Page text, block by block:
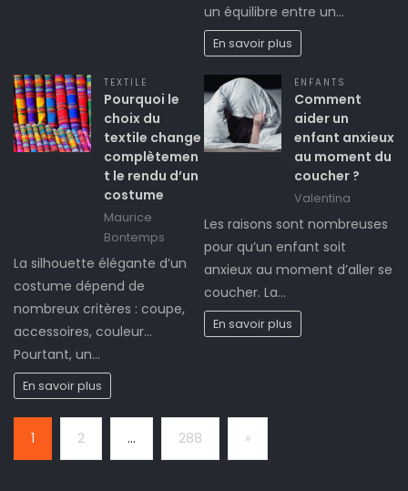
un équilibre entre un…
En savoir plus
TEXTILE
Pourquoi le
choix du
textile change
complètemen
t le rendu d’un
costume
Maurice
Bontemps
La silhouette élégante d’un
costume dépend de
nombreux critères : coupe,
accessoires, couleur…
Pourtant, un…
En savoir plus
ENFANTS
Comment
aider un
enfant anxieux
au moment du
coucher ?
Valentina
Les raisons sont nombreuses
pour qu’un enfant soit
anxieux au moment d’aller se
coucher. La…
En savoir plus
1 2 … 288 Next
»